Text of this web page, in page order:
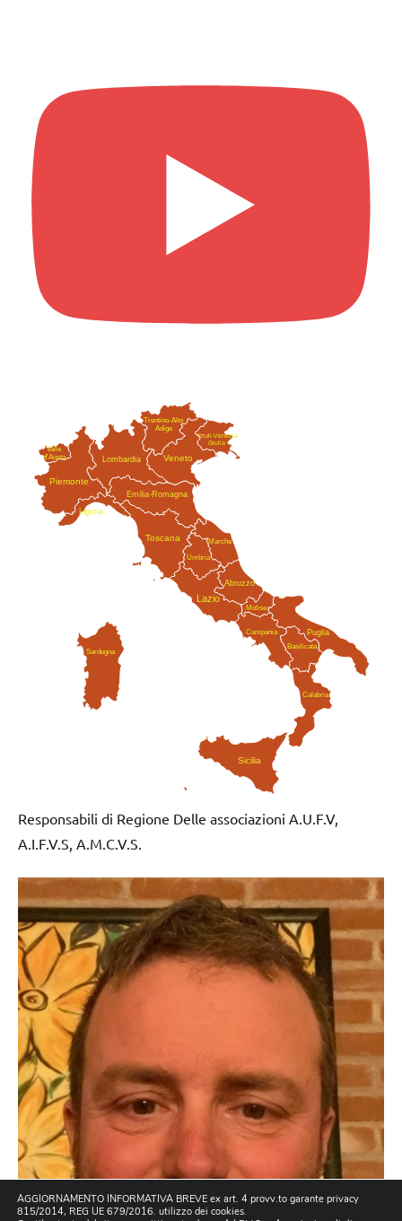
Abruzzo
Valle
d'Aosta
Puglia
Basilicata
Calabria
Campania
Emilia-Romagna
Friuli-Venezia
Giulia
Lazio
Liguria
Lombardia
Marche
Molise
Piemonte
Sardegna
Sicilia
Trentino-Alto
Adige
Toscana
Umbria
Veneto
Responsabili di Regione Delle associazioni A.U.F.V,
A.I.F.V.S, A.M.C.V.S.
AGGIORNAMENTO INFORMATIVA BREVE ex art. 4 provv.to garante privacy
815/2014, REG UE 679/2016. utilizzo dei cookies.